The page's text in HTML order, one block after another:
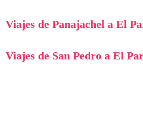
Viajes de Panajachel a El
Viajes de San Pedro a El